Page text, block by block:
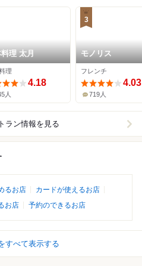
理 太月
理
4.18
人
3
モノリス
フレンチ
4.03
719人
ラン情報を見る
るお店
カードが使えるお店
お店 予約のできるお店
すべて表示する